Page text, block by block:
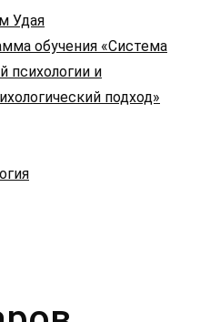
Удая
обучения «Система
психологии и
подход»